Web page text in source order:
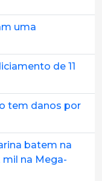
uma
de 11
tem danos por
batem na
mil na Mega-